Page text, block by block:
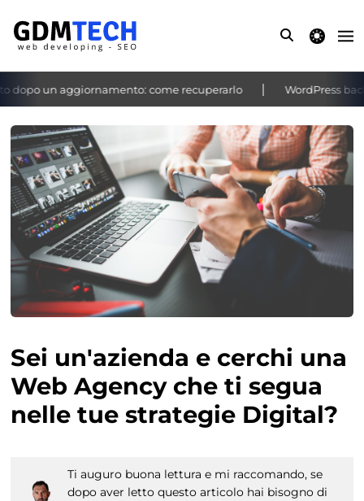
theme
un aggiornamento: come recuperarlo WordPress
‹ ›
Sei un'azienda e cerchi una
Web Agency che ti segua
nelle tue strategie Digital?
Ti auguro buona lettura e mi raccomando, se
dopo aver letto questo articolo hai bisogno di